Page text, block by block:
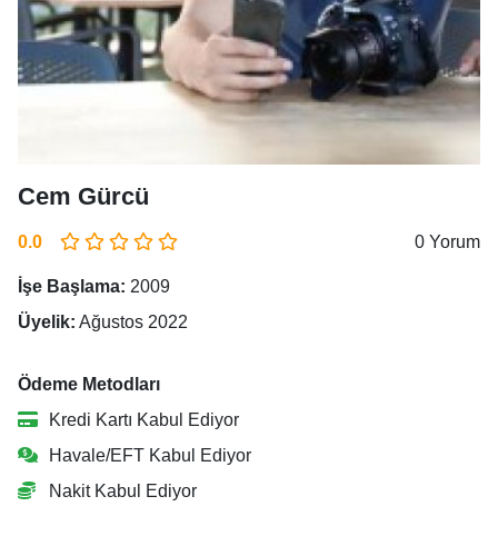
Cem Gürcü
0.0 0 Yorum
İşe Başlama: 2009
Üyelik: Ağustos 2022
Ödeme Metodları
Kredi Kartı Kabul Ediyor
Havale/EFT Kabul Ediyor
Nakit Kabul Ediyor